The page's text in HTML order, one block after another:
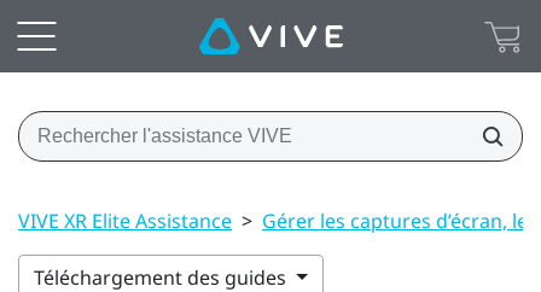
VIVE XR Elite Assistance > Gérer les captures d’écran,
Téléchargement des guides